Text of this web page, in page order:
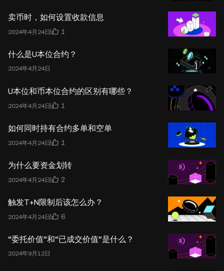
卖币时，如何设置收款信息
2024年4月24日 1
什么是U本位合约？
2024年4月24日
U本位和币本位合约的区别有哪些？
2024年4月24日 1
如何同时持有合约多单和空单
2024年4月24日 1
为什么要资金划转
2024年4月24日 2
触发T+N限制后该怎么办？
2024年4月24日 6
“委托价值”和“已成交价值”是什么？
2024年9月12日